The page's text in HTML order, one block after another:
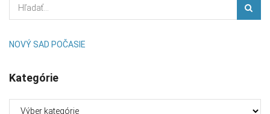
NOVÝ SAD POČASIE
Kategórie